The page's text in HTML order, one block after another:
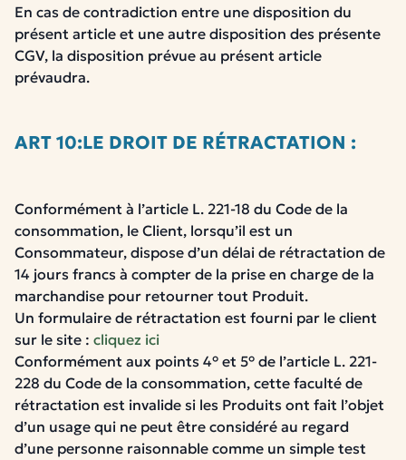
En cas de contradiction entre une disposition du
présent article et une autre disposition des présente
CGV, la disposition prévue au présent article
prévaudra.
ART 10:LE DROIT DE RÉTRACTATION :
Conformément à l’article L. 221-18 du Code de la
consommation, le Client, lorsqu’il est un
Consommateur, dispose d’un délai de rétractation de
14 jours francs à compter de la prise en charge de la
marchandise pour retourner tout Produit.
Un formulaire de rétractation est fourni par le client
sur le site : cliquez ici
Conformément aux points 4° et 5° de l’article L. 221-
228 du Code de la consommation, cette faculté de
rétractation est invalide si les Produits ont fait l’objet
d’un usage qui ne peut être considéré au regard
d’une personne raisonnable comme un simple test